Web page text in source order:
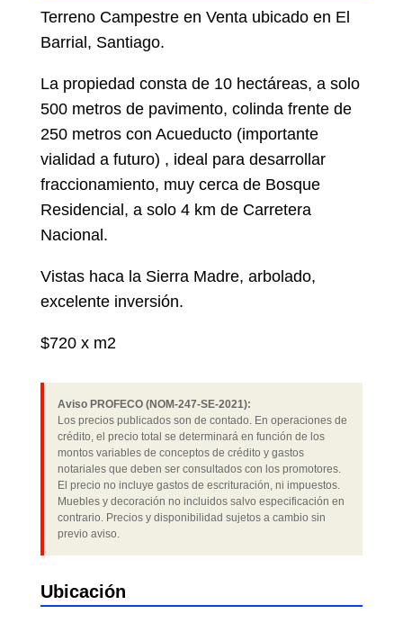
Terreno Campestre en Venta ubicado en El
Barrial, Santiago.
La propiedad consta de 10 hectáreas, a solo
500 metros de pavimento, colinda frente de
250 metros con Acueducto (importante
vialidad a futuro) , ideal para desarrollar
fraccionamiento, muy cerca de Bosque
Residencial, a solo 4 km de Carretera
Nacional.
Vistas haca la Sierra Madre, arbolado,
excelente inversión.
$720 x m2
Aviso PROFECO (NOM-247-SE-2021):
Los precios publicados son de contado. En operaciones de
crédito, el precio total se determinará en función de los
montos variables de conceptos de crédito y gastos
notariales que deben ser consultados con los promotores.
El precio no incluye gastos de escrituración, ni impuestos.
Muebles y decoración no incluidos salvo especificación en
contrario. Precios y disponibilidad sujetos a cambio sin
previo aviso.
Ubicación